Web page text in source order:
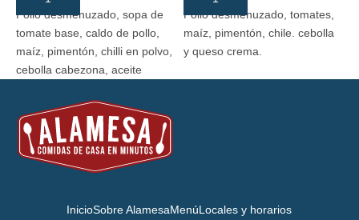
Pollo desmenuzado, sopa de
tomate base, caldo de pollo,
maíz, pimentón, chilli en polvo,
cebolla cabezona, aceite
crema.
Pollo desmenuzado, tomates,
maíz, pimentón, chile. cebolla
y queso crema.
InicioSobre AlamesaMenúLocales y horarios